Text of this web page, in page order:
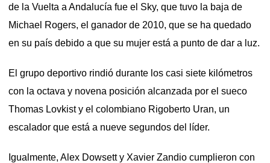
de la Vuelta a Andalucía fue el Sky, que tuvo la baja de
Michael Rogers, el ganador de 2010, que se ha quedado
en su país debido a que su mujer está a punto de dar a luz.
El grupo deportivo rindió durante los casi siete kilómetros
con la octava y novena posición alcanzada por el sueco
Thomas Lovkist y el colombiano Rigoberto Uran, un
escalador que está a nueve segundos del líder.
Igualmente, Alex Dowsett y Xavier Zandio cumplieron con